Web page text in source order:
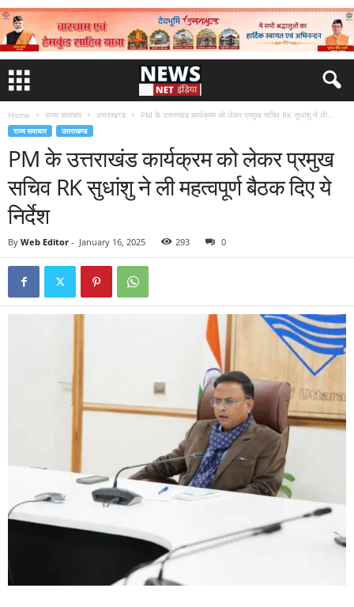
Home राज्य समाचार उत्तराखण्ड PM के उत्तराखंड कार्यक्रम को लेकर प्रमुख सचिव RK सुधांशु ने ली...
राज्य समाचार उत्तराखण्ड
PM के उत्तराखंड कार्यक्रम को लेकर प्रमुख
सचिव RK सुधांशु ने ली महत्वपूर्ण बैठक दिए ये
निर्देश
By Web Editor - January 16, 2025 293 0